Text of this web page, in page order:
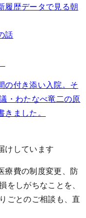
履歴データで見る朝
話
の付き添い入院。そ
・わたなべ竜二の原
ました。
けしています
療費の制度変更、防
をしがちなことを、
ごとのご相談も、直